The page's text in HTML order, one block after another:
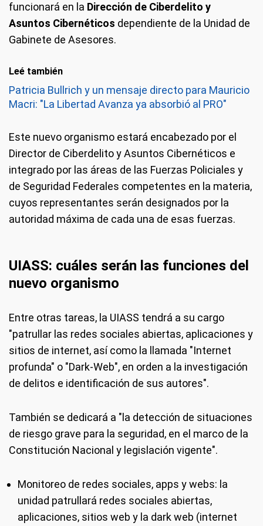
funcionará en la Dirección de Ciberdelito y
Asuntos Cibernéticos dependiente de la Unidad de
Gabinete de Asesores.
Leé también
Patricia Bullrich y un mensaje directo para Mauricio
Macri: "La Libertad Avanza ya absorbió al PRO"
Este nuevo organismo estará encabezado por el
Director de Ciberdelito y Asuntos Cibernéticos e
integrado por las áreas de las Fuerzas Policiales y
de Seguridad Federales competentes en la materia,
cuyos representantes serán designados por la
autoridad máxima de cada una de esas fuerzas.
UIASS: cuáles serán las funciones del
nuevo organismo
Entre otras tareas, la UIASS tendrá a su cargo
"patrullar las redes sociales abiertas, aplicaciones y
sitios de internet, así como la llamada "Internet
profunda" o "Dark-Web", en orden a la investigación
de delitos e identificación de sus autores".
También se dedicará a "la detección de situaciones
de riesgo grave para la seguridad, en el marco de la
Constitución Nacional y legislación vigente".
Monitoreo de redes sociales, apps y webs: la
unidad patrullará redes sociales abiertas,
aplicaciones, sitios web y la dark web (internet